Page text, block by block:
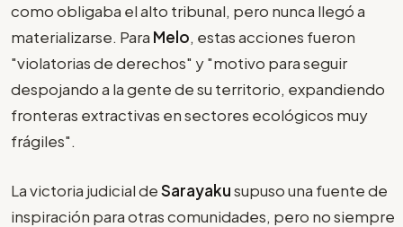
como obligaba el alto tribunal, pero nunca llegó a
materializarse. Para Melo, estas acciones fueron
"violatorias de derechos" y "motivo para seguir
despojando a la gente de su territorio, expandiendo
fronteras extractivas en sectores ecológicos muy
frágiles".
La victoria judicial deSarayakusupuso una fuente de
inspiración para otras comunidades, pero no siempre